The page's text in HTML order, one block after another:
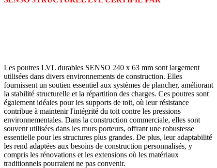
Les poutres LVL durables SENSO 240 x 63 mm sont largement
utilisées dans divers environnements de construction. Elles
fournissent un soutien essentiel aux systèmes de plancher, améliorant
la stabilité structurelle et la répartition des charges. Ces poutres sont
également idéales pour les supports de toit, où leur résistance
contribue à maintenir l'intégrité du toit contre les pressions
environnementales. Dans la construction commerciale, elles sont
souvent utilisées dans les murs porteurs, offrant une robustesse
essentielle pour les structures plus grandes. De plus, leur adaptabilité
les rend adaptées aux besoins de construction personnalisés, y
compris les rénovations et les extensions où les matériaux
traditionnels pourraient ne pas convenir.